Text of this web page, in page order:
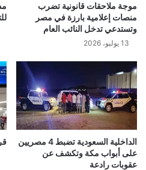
موجة ملاحقات قانونية تضرب
منصات إعلامية بارزة في مصر
وتستدعي تدخل النائب العام
13 يوليو، 2026
الداخلية السعودية تضبط 4 مصريين
على أبواب مكة وتكشف عن
عقوبات رادعة